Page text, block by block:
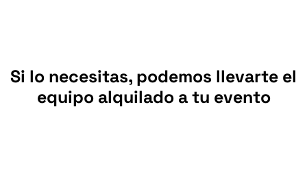
Si lo necesitas, podemos llevarte el
equipo alquilado a tu evento